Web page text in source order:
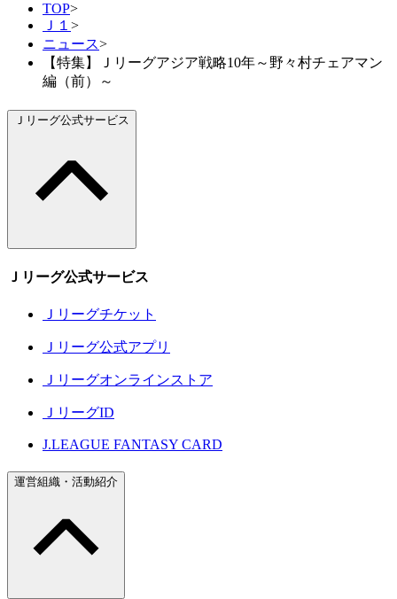
TOP>
Ｊ１ >
ニュース>
【特集】Ｊリーグアジア戦略10年～野々村チェアマン
編（前）～
Ｊリーグ公式サービス
Ｊリーグ公式サービス
Ｊリーグチケット
Ｊリーグ公式アプリ
Ｊリーグオンラインストア
ＪリーグID
J.LEAGUE FANTASY CARD
運営組織・活動紹介